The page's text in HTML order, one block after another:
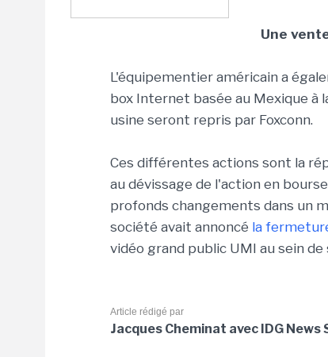
Une
L'équipementier américain a
box Internet basée au Mexique à
usine seront repris par Foxconn.
Ces différentes actions sont la
au dévissage de l'action en
profonds changements dans un
société avait annoncé la
vidéo grand public UMI au sein
Article rédigé par
Jacques Cheminat avec IDG News